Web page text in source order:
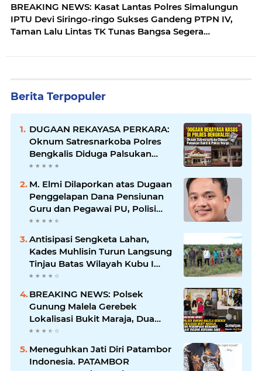
BREAKING NEWS: Kasat Lantas Polres Simalungun
IPTU Devi Siringo-ringo Sukses Gandeng PTPN IV,
Taman Lalu Lintas TK Tunas Bangsa Segera
Berita Terpopuler
DUGAAN REKAYASA PERKARA:
Oknum Satresnarkoba Polres
Bengkalis Diduga Palsukan
Barang Bukti Hingga Paksa
Warga Hadir di TKP
M. Elmi Dilaporkan atas Dugaan
Penggelapan Dana Pensiunan
Guru dan Pegawai PU, Polisi
Pastikan Proses Hukum
Berjalan
Antisipasi Sengketa Lahan,
Kades Muhlisin Turun Langsung
Tinjau Batas Wilayah Kubu I
yang Diduga Diserobot PT Jatim
BREAKING NEWS: Polsek
Gunung Malela Gerebek
Lokalisasi Bukit Maraja, Dua
Perempuan Menangis Saat
Diciduk Bersama Sabu
Meneguhkan Jati Diri Patambor
Indonesia. PATAMBOR